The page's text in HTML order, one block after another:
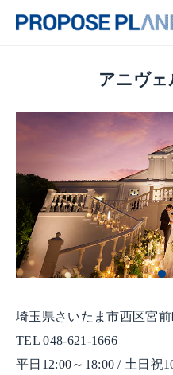
アニヴェ
埼玉県さいたま市西区宮前
TEL 048-621-1666
平日12:00～18:00 / 土日祝